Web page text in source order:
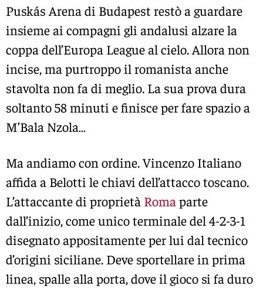
Puskás Arena di Budapest restò a guardare
insieme ai compagni gli andalusi alzare la
coppa dell’Europa League al cielo. Allora non
incise, ma purtroppo il romanista anche
stavolta non fa di meglio. La sua prova dura
soltanto 58 minuti e finisce per fare spazio a
M’Bala Nzola…
Ma andiamo con ordine. Vincenzo Italiano
affida a Belotti le chiavi dell’attacco toscano.
L’attaccante di proprietà Roma parte
dall’inizio, come unico terminale del 4-2-3-1
disegnato appositamente per lui dal tecnico
d’origini siciliane. Deve sportellare in prima
linea, spalle alla porta, dove il gioco si fa duro